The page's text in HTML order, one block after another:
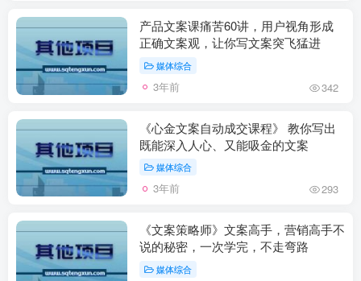
产品文案课痛苦60讲，用户视角形成
正确文案观，让你写文案突飞猛进
媒体综合
3年前 342
《心金文案自动成交课程》 教你写出
既能深入人心、又能吸金的文案
媒体综合
3年前 293
《文案策略师》文案高手，营销高手不
说的秘密，一次学完，不走弯路
媒体综合